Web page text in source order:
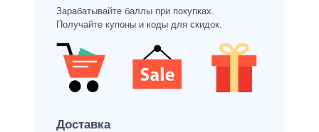
Зарабатывайте баллы при покупках.
Получайте купоны и коды для скидок.
Доставка